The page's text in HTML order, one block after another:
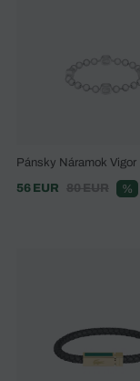
Pánsky Náramok Vigor
56 EUR
80 EUR %